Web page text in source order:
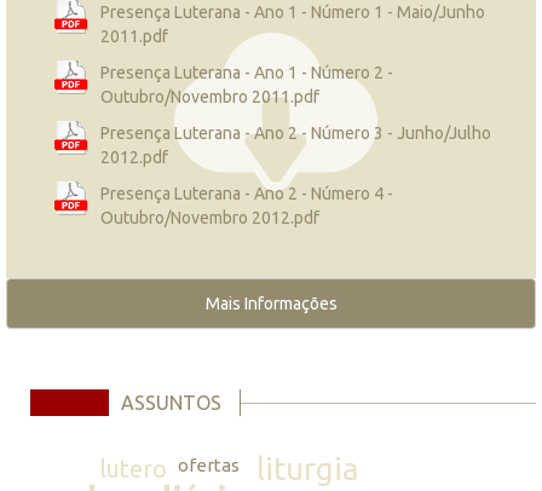
Presença Luterana - Ano 1 - Número 1 - Maio/Junho
2011.pdf
Presença Luterana - Ano 1 - Número 2 -
Outubro/Novembro 2011.pdf
Presença Luterana - Ano 2 - Número 3 - Junho/Julho
2012.pdf
Presença Luterana - Ano 2 - Número 4 -
Outubro/Novembro 2012.pdf
Mais Informações
ASSUNTOS
lutero ofertas liturgia